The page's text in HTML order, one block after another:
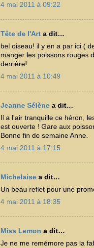
4 mai 2011 à 09:22
Tête de l'Art a dit…
bel oiseau! il y en a par ici (
manger les poissons rouges
derrière!
4 mai 2011 à 10:49
Jeanne Sélène a dit…
Il a l'air tranquille ce héron,
est ouverte ! Gare aux
Bonne fin de semaine Anne.
4 mai 2011 à 17:15
Michelaise a dit…
Un beau reflet pour une
4 mai 2011 à 18:35
Miss Lemon a dit…
Je ne me remémore pas la